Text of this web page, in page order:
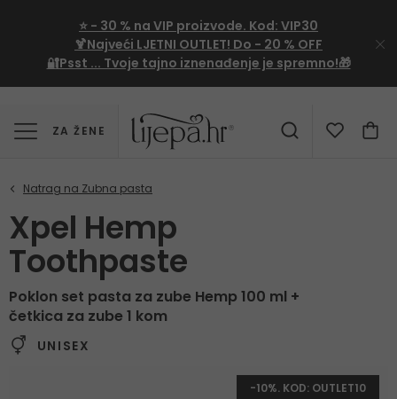
⭐ - 30 % na VIP proizvode. Kod: VIP30
🍹Najveći LJETNI OUTLET! Do - 20 % OFF
🔐Psst ... Tvoje tajno iznenađenje je spremno!🎁
ZA ŽENE
Xpel Hemp
Toothpaste
Poklon set pasta za zube Hemp 100 ml +
četkica za zube 1 kom
UNISEX
-10%. KOD: OUTLET10